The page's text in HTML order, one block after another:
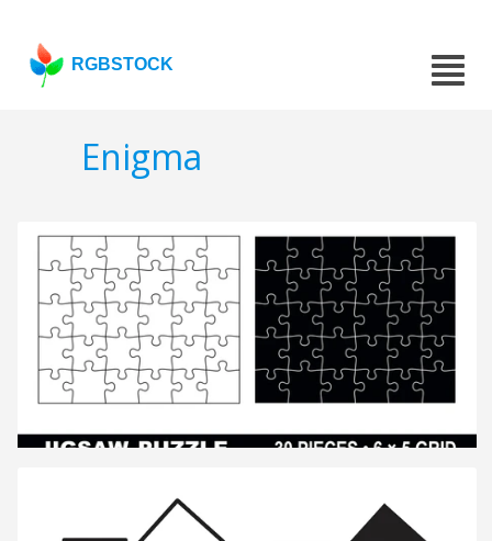
RGBSTOCK
Enigma